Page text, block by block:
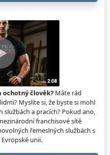
ochotný člověk? Máte rád
Myslíte si, že byste si mohl
a pracích? Pokud ano,
franchisové sítě
řemeslných službách s
unii.